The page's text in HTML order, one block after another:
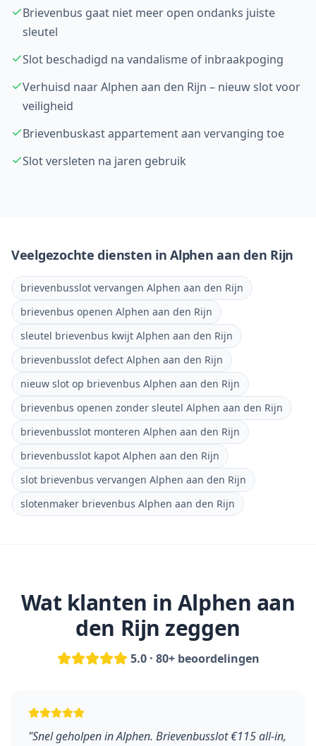
Brievenbus gaat niet meer open ondanks juiste
sleutel
Slot beschadigd na vandalisme of inbraakpoging
Verhuisd naar Alphen aan den Rijn – nieuw slot voor
veiligheid
Brievenbuskast appartement aan vervanging toe
Slot versleten na jaren gebruik
Veelgezochte diensten inAlphen aan den Rijn
brievenbusslot vervangen Alphen aan den Rijn
brievenbus openen Alphen aan den Rijn
sleutel brievenbus kwijt Alphen aan den Rijn
brievenbusslot defect Alphen aan den Rijn
nieuw slot op brievenbus Alphen aan den Rijn
brievenbus openen zonder sleutel Alphen aan den Rijn
brievenbusslot monteren Alphen aan den Rijn
brievenbusslot kapot Alphen aan den Rijn
slot brievenbus vervangen Alphen aan den Rijn
slotenmaker brievenbus Alphen aan den Rijn
Wat klanten in Alphen aan
den Rijn zeggen
5.0 · 80+ beoordelingen
"Snel geholpen in Alphen. Brievenbusslot €115 all-in,